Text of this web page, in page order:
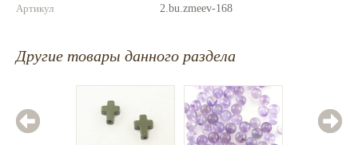
Артикул
2.bu.zmeev-168
Другие товары данного раздела